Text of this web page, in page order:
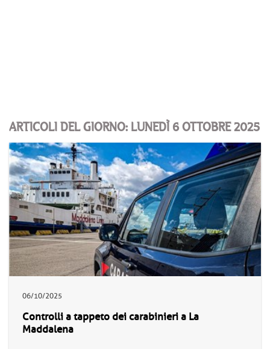
ARTICOLI DEL GIORNO: LUNEDÌ 6 OTTOBRE 2025
06/10/2025
Controlli a tappeto dei carabinieri a La
Maddalena